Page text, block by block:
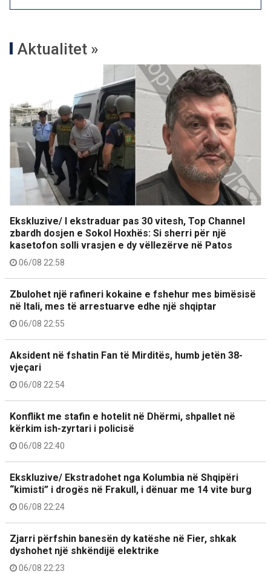
Aktualitet »
Ekskluzive/ I ekstraduar pas 30 vitesh, Top Channel
zbardh dosjen e Sokol Hoxhës: Si sherri për një
kasetofon solli vrasjen e dy vëllezërve në Patos
06/08 22:58
Zbulohet një rafineri kokaine e fshehur mes bimësisë
në Itali, mes të arrestuarve edhe një shqiptar
06/08 22:55
Aksident në fshatin Fan të Mirditës, humb jetën 38-
vjeçari
06/08 22:54
Konflikt me stafin e hotelit në Dhërmi, shpallet në
kërkim ish-zyrtari i policisë
06/08 22:40
Ekskluzive/ Ekstradohet nga Kolumbia në Shqipëri
“kimisti” i drogës në Frakull, i dënuar me 14 vite burg
06/08 22:24
Zjarri përfshin banesën dy katëshe në Fier, shkak
dyshohet një shkëndijë elektrike
06/08 22:23